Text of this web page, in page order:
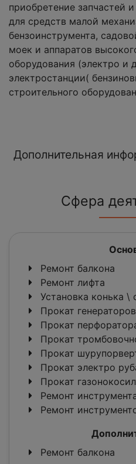
приобретение запчастей
для средств малой
бензоинструмента,
моек и аппаратов
оборудования (электро и
электростанции(
строительного
Дополнительная
Сфера
Ремонт балкона
Ремонт лифта
Установка конька \
Прокат генераторов
Прокат
Прокат
Прокат
Прокат электро
Прокат
Ремонт
Ремонт
Ремонт балкона